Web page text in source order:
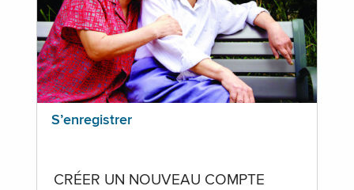
S’enregistrer
CRÉER UN NOUVEAU COMPTE